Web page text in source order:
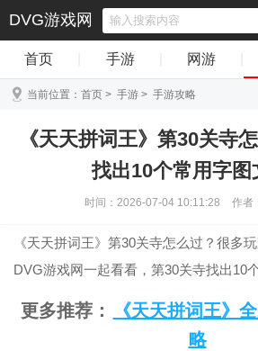
DVG游戏网
首页 手游 网游
当前位置： 首页 > 手游 > 手游攻略
《天天拼词王》第30关寺
找出10个常用字图
时间：2026-07-04 10:11:28 作者
《天天拼词王》第30关寺怎么过？很多
DVG游戏网一起看看，第30关寺找出10
更多推荐：
《天天拼词王》
略